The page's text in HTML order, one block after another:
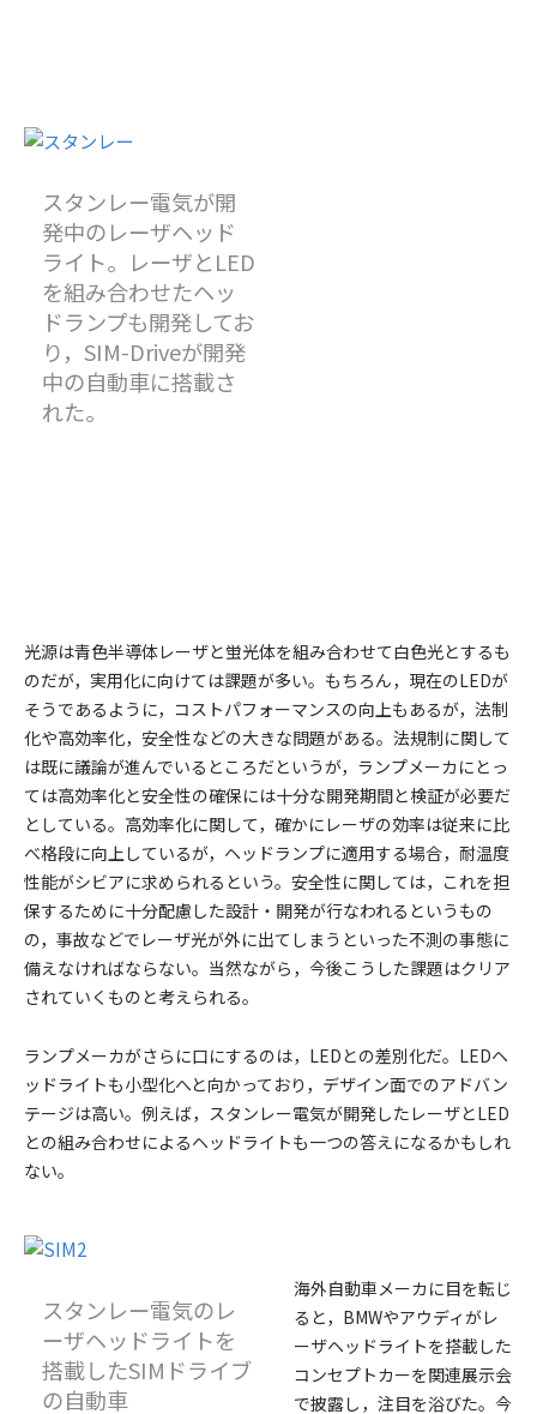
スタンレー電気が開
発中のレーザヘッド
ライト。レーザとLED
を組み合わせたヘッ
ドランプも開発してお
り，SIM-Driveが開発
中の自動車に搭載さ
れた。
光源は青色半導体レーザと蛍光体を組み合わせて白色光とするも
のだが，実用化に向けては課題が多い。もちろん，現在のLEDが
そうであるように，コストパフォーマンスの向上もあるが，法制
化や高効率化，安全性などの大きな問題がある。法規制に関して
は既に議論が進んでいるところだというが，ランプメーカにとっ
ては高効率化と安全性の確保には十分な開発期間と検証が必要だ
としている。高効率化に関して，確かにレーザの効率は従来に比
べ格段に向上しているが，ヘッドランプに適用する場合，耐温度
性能がシビアに求められるという。安全性に関しては，これを担
保するために十分配慮した設計・開発が行なわれるというもの
の，事故などでレーザ光が外に出てしまうといった不測の事態に
備えなければならない。当然ながら，今後こうした課題はクリア
されていくものと考えられる。
ランプメーカがさらに口にするのは，LEDとの差別化だ。LEDヘ
ッドライトも小型化へと向かっており，デザイン面でのアドバン
テージは高い。例えば，スタンレー電気が開発したレーザとLED
との組み合わせによるヘッドライトも一つの答えになるかもしれ
ない。
スタンレー電気のレ
ーザヘッドライトを
搭載したSIMドライブ
の自動車
海外自動車メーカに目を転じ
ると，BMWやアウディがレ
ーザヘッドライトを搭載した
コンセプトカーを関連展示会
で披露し，注目を浴びた。今